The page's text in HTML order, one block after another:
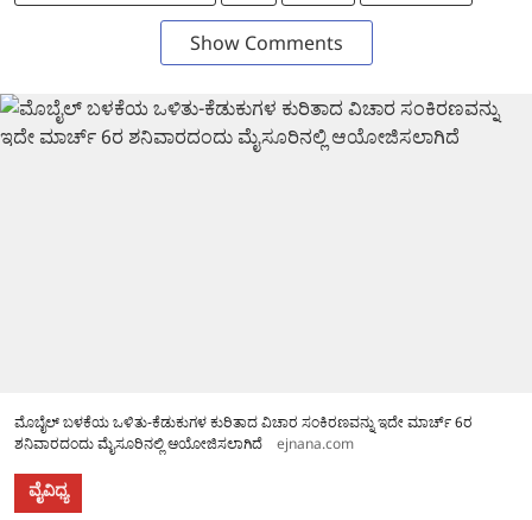
Show Comments
ಮೊಬೈಲ್ ಬಳಕೆಯ ಒಳಿತು-ಕೆಡುಕುಗಳ ಕುರಿತಾದ ವಿಚಾರ ಸಂಕಿರಣವನ್ನು ಇದೇ ಮಾರ್ಚ್ 6ರ
ಶನಿವಾರದಂದು ಮೈಸೂರಿನಲ್ಲಿ ಆಯೋಜಿಸಲಾಗಿದೆ
ejnana.com
ವೈವಿಧ್ಯ